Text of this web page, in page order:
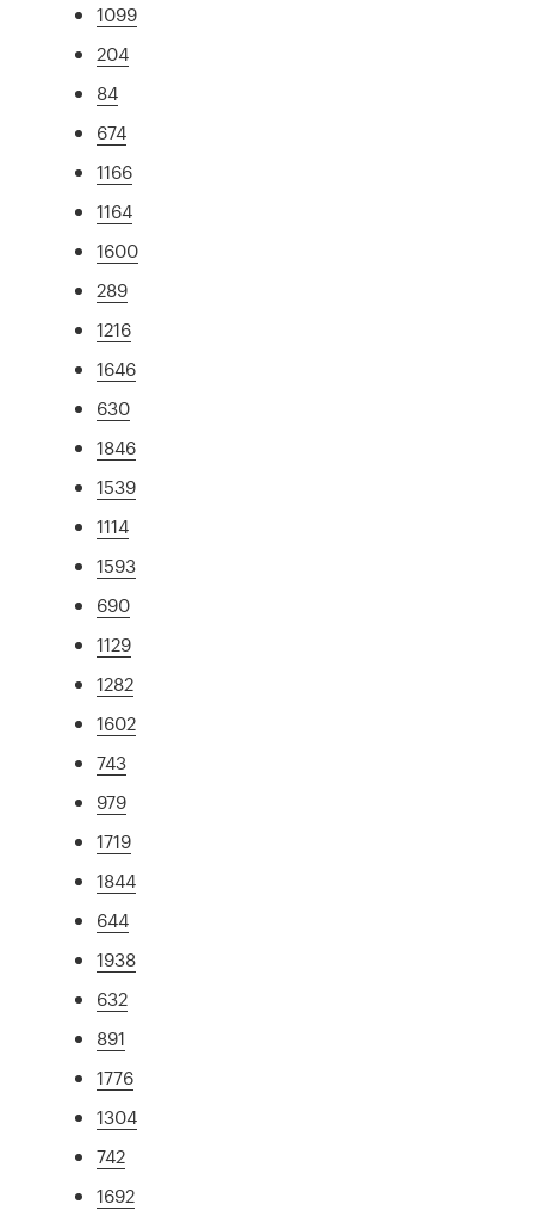
1099
204
84
674
1166
1164
1600
289
1216
1646
630
1846
1539
1114
1593
690
1129
1282
1602
743
979
1719
1844
644
1938
632
891
1776
1304
742
1692